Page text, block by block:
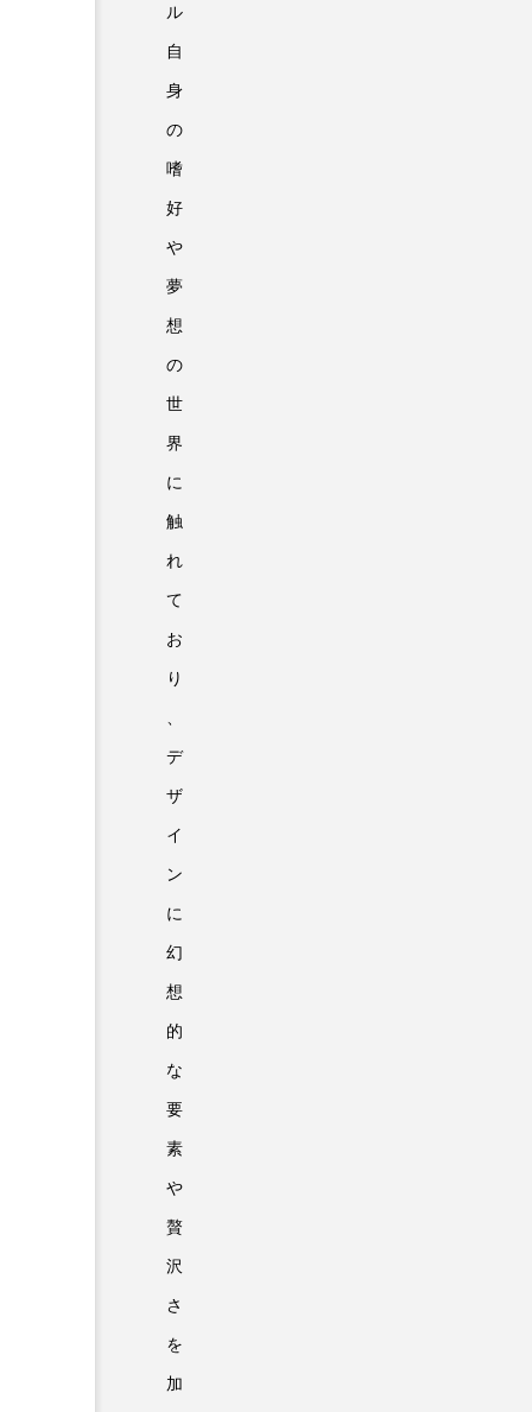
ル
自
身
の
嗜
好
や
夢
想
の
世
界
に
触
れ
て
お
り
デ
ザ
イ
ン
に
幻
想
的
な
要
素
や
贅
沢
さ
を
加